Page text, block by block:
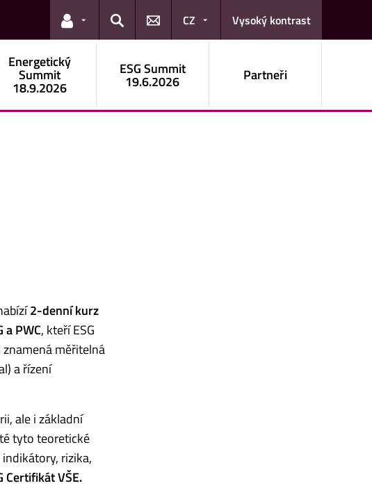
Odkazy pro uživatele
Hledat
CZ Vysoký kontrast
Energetický
Summit
18.9.2026
ESG Summit
19.6.2026 Partneři
2-denní kurz
PWC, kteří ESG
znamená měřitelná
a řízení
ale i základní
tyto teoretické
indikátory, rizika,
Certifikát VŠE.